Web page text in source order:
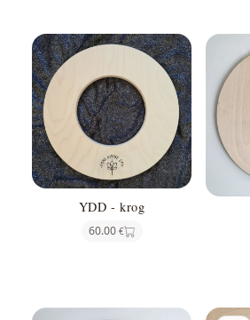
YDD - krog
60.00 €